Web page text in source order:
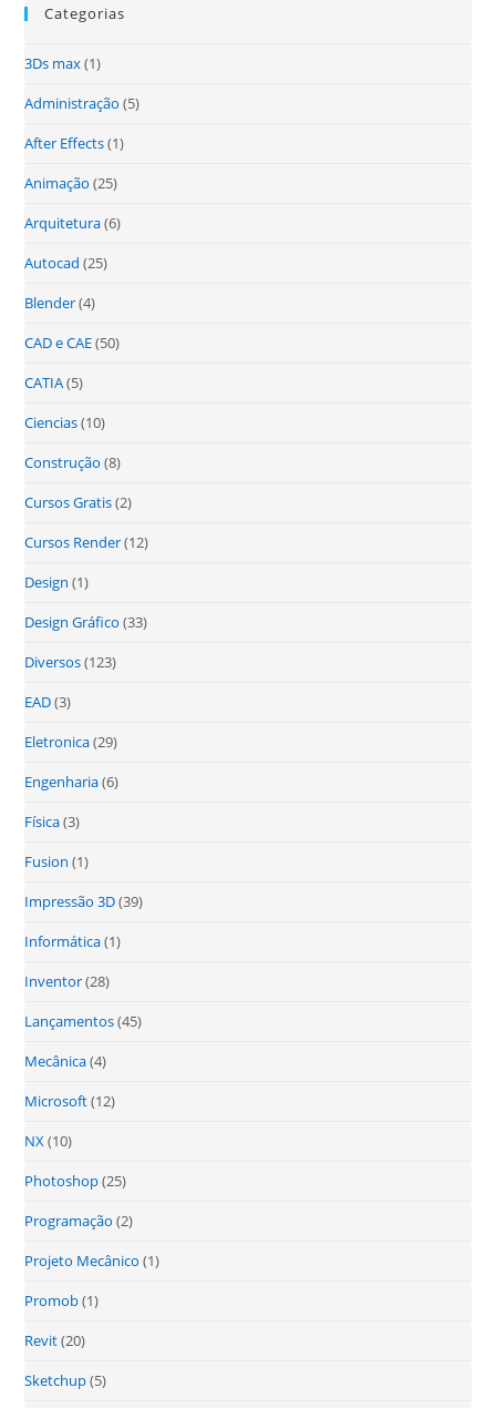
Categorias
3Ds max(1)
Administração (5)
After Effects(1)
Animação (25)
Arquitetura(6)
Autocad (25)
Blender(4)
CAD e CAE(50)
CATIA(5)
Ciencias(10)
Construção (8)
Cursos Gratis(2)
Cursos Render(12)
Design (1)
Design Gráfico (33)
Diversos(123)
EAD(3)
Eletronica(29)
Engenharia(6)
Física(3)
Fusion (1)
Impressão 3D(39)
Informática(1)
Inventor(28)
Lançamentos(45)
Mecânica(4)
Microsoft(12)
NX(10)
Photoshop(25)
Programação (2)
Projeto Mecânico (1)
Promob(1)
Revit(20)
Sketchup(5)